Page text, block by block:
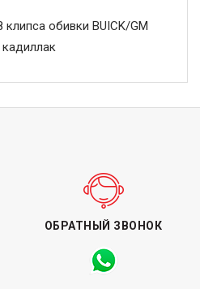
клипса обивки BUICK/GM
ОБРАТНЫЙ ЗВОНОК